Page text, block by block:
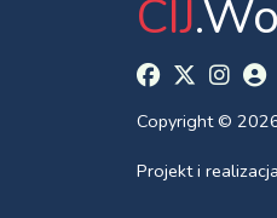
CIJ
Copyright ©
Projekt i realizacja